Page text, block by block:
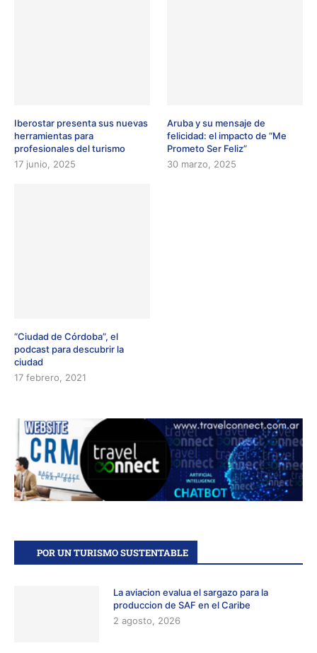
Iberostar presenta sus nuevas
herramientas para
profesionales del turismo
17 junio, 2025
Aruba y su mensaje de
felicidad: el impacto de “Me
Prometo Ser Feliz”
30 marzo, 2025
“Ciudad de Córdoba”, el
podcast para descubrir la
ciudad
17 febrero, 2021
POR UN TURISMO SUSTENTABLE
La aviacion evalua el sargazo para la
produccion de SAF en el Caribe
2 agosto, 2026